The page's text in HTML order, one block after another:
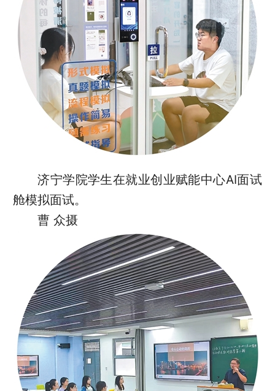
济宁学院学生在就业创业赋能中心AI面试
舱模拟面试。
曹 众摄